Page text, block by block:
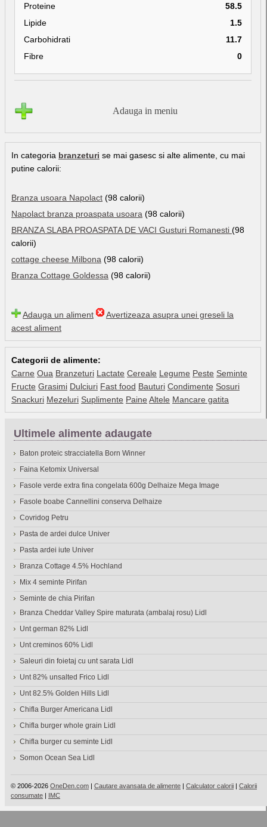
Proteine
58.5
Lipide
1.5
Carbohidrati
11.7
Fibre
0
Adauga in meniu
In categoria branzeturi se mai gasesc si alte alimente, cu mai
putine calorii:
Branza usoara Napolact (98 calorii)
Napolact branza proaspata usoara (98 calorii)
BRANZA SLABA PROASPATA DE VACI Gusturi Romanesti (98
calorii)
cottage cheese Milbona (98 calorii)
Branza Cottage Goldessa (98 calorii)
Adauga un aliment
Avertizeaza asupra unei greseli la
acest aliment
Categorii de alimente:
Carne Oua Branzeturi Lactate Cereale Legume Peste Seminte
Fructe Grasimi Dulciuri Fast food Bauturi Condimente Sosuri
Snackuri Mezeluri Suplimente Paine Altele Mancare gatita
Ultimele alimente adaugate
Baton proteic stracciatella Born Winner
Faina Ketomix Universal
Fasole verde extra fina congelata 600g Delhaize Mega Image
Fasole boabe Cannellini conserva Delhaize
Covridog Petru
Pasta de ardei dulce Univer
Pasta ardei iute Univer
Branza Cottage 4.5% Hochland
Mix 4 seminte Pirifan
Seminte de chia Pirifan
Branza Cheddar Valley Spire maturata (ambalaj rosu) Lidl
Unt german 82% Lidl
Unt creminos 60% Lidl
Saleuri din foietaj cu unt sarata Lidl
Unt 82% unsalted Frico Lidl
Unt 82.5% Golden Hills Lidl
Chifla Burger Americana Lidl
Chifla burger whole grain Lidl
Chifla burger cu seminte Lidl
Somon Ocean Sea Lidl
© 2006-2026 OneDen.com | Cautare avansata de alimente | Calculator calorii | Calorii
consumate | IMC